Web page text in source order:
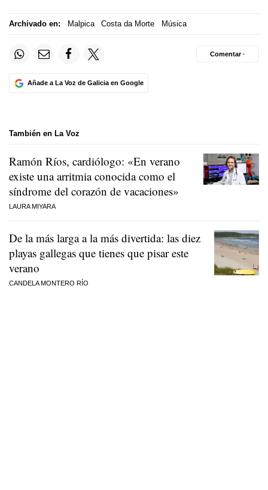
Archivado en: Malpica Costa da Morte Música
Añade a La Voz de Galicia en Google
Comentar ·
También en La Voz
Ramón Ríos, cardiólogo: «En verano
existe una arritmia conocida como el
síndrome del corazón de vacaciones»
LAURA MIYARA
De la más larga a la más divertida: las diez
playas gallegas que tienes que pisar este
verano
CANDELA MONTERO RÍO